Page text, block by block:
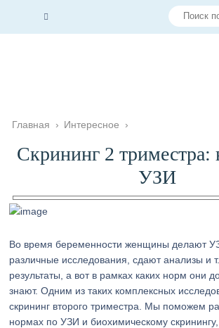
Главная › Интересное ›
Скрининг 2
УЗИ
Во время беременности женщины делают
различные исследования, сдают анализы и
результаты, а вот в рамках каких норм они
знают. Одним из таких комплексных
скрининг второго триместра. Мы поможем
нормах по УЗИ и биохимическому